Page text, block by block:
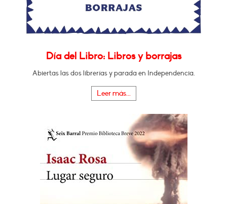
Día del Libro: Libros y borrajas
Abiertas las dos librerías y parada en Independencia.
Leer más...